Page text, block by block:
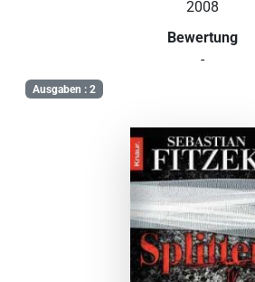
2008
Bewertung
-
Ausgaben : 2